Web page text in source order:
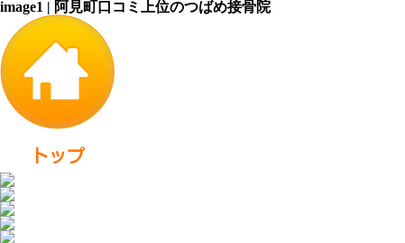
image1 | 阿見町口コミ上位のつばめ接骨院